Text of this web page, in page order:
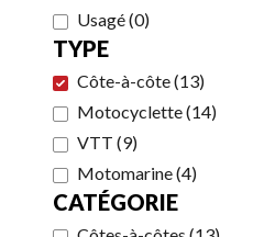
Usagé(0)
TYPE
Côte-à-côte(13)
Motocyclette(14)
VTT (9)
Motomarine(4)
CATÉGORIE